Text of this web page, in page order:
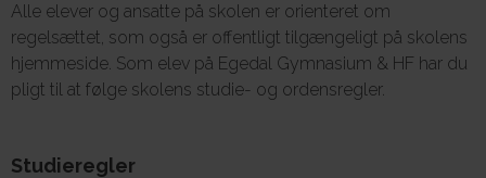
Alle elever og ansatte på skolen er orienteret om
regelsættet, som også er offentligt tilgængeligt på skolens
hjemmeside. Som elev på Egedal Gymnasium & HF har du
pligt til at følge skolens studie- og ordensregler.
Studieregler